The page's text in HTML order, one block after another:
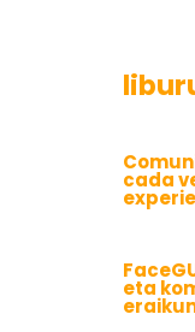
cada
eta